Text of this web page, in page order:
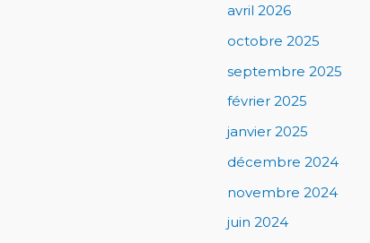
avril 2026
octobre 2025
septembre 2025
février 2025
janvier 2025
décembre 2024
novembre 2024
juin 2024